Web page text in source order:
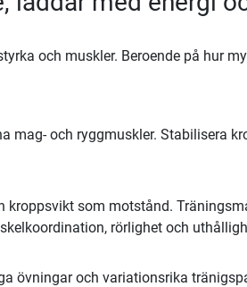
och muskler. Beroende på hur
mag- och ryggmuskler. Stabilisera
kroppsvikt som motstånd.
rörlighet och
övningar och variationsrika